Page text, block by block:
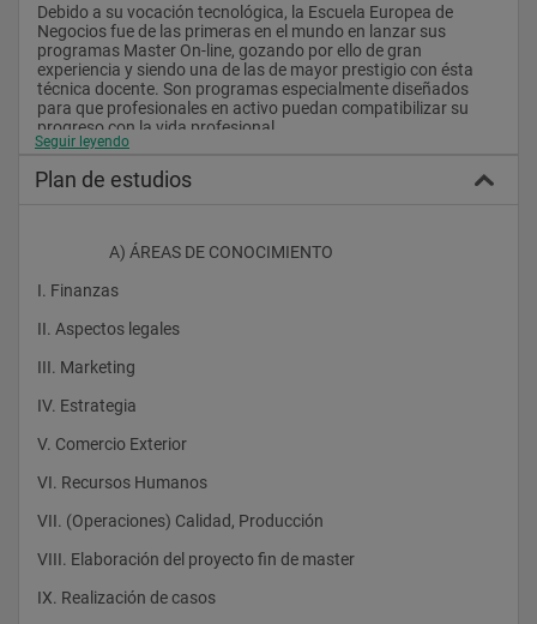
Debido a su vocación tecnológica, la Escuela Europea de
Negocios fue de las primeras en el mundo en lanzar sus
programas Master On-line, gozando por ello de gran
experiencia y siendo una de las de mayor prestigio con ésta
técnica docente. Son programas especialmente diseñados
para que profesionales en activo puedan compatibilizar su
progreso con la vida profesional.
diferencia la utilización de metodologías de comunicación
diferentes. Algunos trabajos en equipo pueden realizarse
conjuntamente con los alumnos de programas executive
presencial.
Es por esto que el título otorgado es el mismo que el que
obtienen nuestros alumnos del MBA presencial.
Una titulación de prestigio
La Escuela Europea de Negocios ofrece una titulación de
prestigio basada en un programa serio y solvente. La alta
cualificación y experiencia en la empresa en puestos de
relevancia de sus profesores, proporciona a los alumnos una
formación práctica con un fuerte componente en el desarrollo
personal. Formamos personas capaces de enfrentarse a las
situaciones reales de empresa, en la que la formación práctica,
los proyectos y el trabajo en equipo son claves en el desarrollo
de habilidades directivas. El MBA de la Escuela Europea de
Negocios está reconocido por los rankings como uno de los
Seguir leyendo
Plan de estudios
                    A) ÁREAS DE CONOCIMIENTO
I. Finanzas
II. Aspectos legales
III. Marketing
IV. Estrategia
V. Comercio Exterior
VI. Recursos Humanos
VII. (Operaciones) Calidad, Producción
VIII. Elaboración del proyecto fin de master
IX. Realización de casos